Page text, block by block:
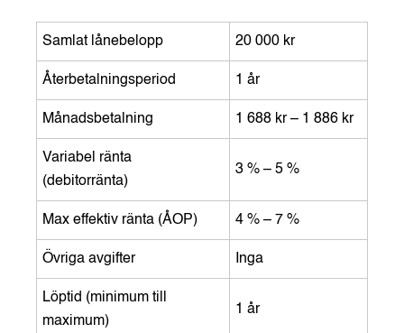
Samlat lånebelopp 20 000 kr
Återbetalningsperiod 1 år
Månadsbetalning 1 688 kr – 1 886 kr
Variabel ränta
(debitorränta)
3 % – 5 %
Max effektiv ränta (ÅOP) 4 % – 7 %
Övriga avgifter Inga
Löptid (minimum till
maximum)
1 år